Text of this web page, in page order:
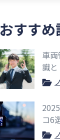
おすす
車
識
コ6
ッ